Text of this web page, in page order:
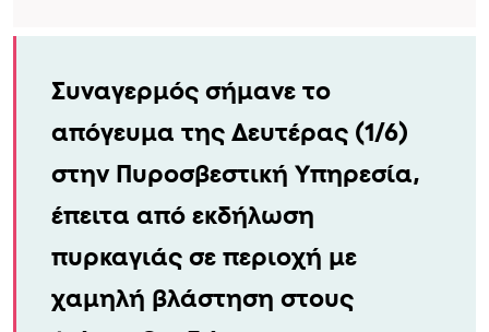
Συναγερμός σήμανε το
απόγευμα της Δευτέρας (1/6)
στην Πυροσβεστική Υπηρεσία,
έπειτα από εκδήλωση
πυρκαγιάς σε περιοχή με
χαμηλή βλάστηση στους